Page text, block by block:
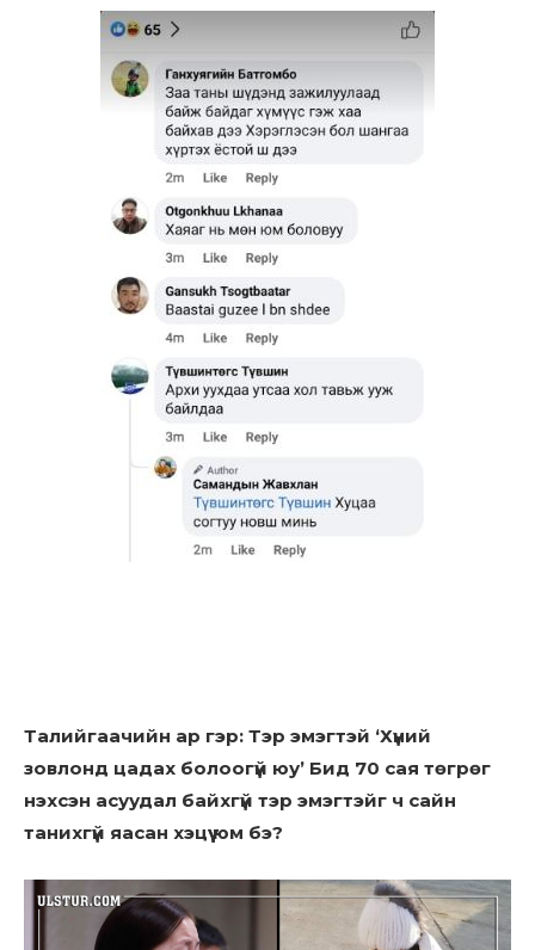
Талийгаачийн ар гэр: Тэр эмэгтэй ‘Хүний
зовлонд цадах болоогүй юу’ Бид 70 сая төгрөг
нэхсэн асуудал байхгүй тэр эмэгтэйг ч сайн
танихгүй яасан хэцүү юм бэ?